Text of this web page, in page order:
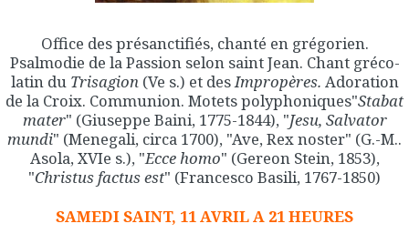
Office des présanctifiés, chanté en grégorien.
Psalmodie de la Passion selon saint Jean. Chant gréco-
latin du Trisagion(Ve s.) et desImpropères. Adoration
de la Croix. Communion. Motets polyphoniques"Stabat
mater" (Giuseppe Baini, 1775-1844), "Jesu, Salvator
mundi" (Menegali, circa 1700), "Ave, Rex noster" (G.-M..
Asola, XVIe s.), "Ecce homo" (Gereon Stein, 1853),
"Christus factus est" (Francesco Basili, 1767-1850)
SAMEDI SAINT, 11 AVRIL A 21 HEURES